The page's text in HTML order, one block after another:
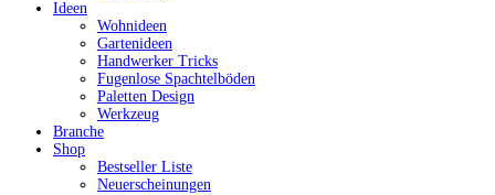
Ideen
Wohnideen
Gartenideen
Handwerker Tricks
Fugenlose Spachtelböden
Paletten Design
Werkzeug
Branche
Shop
Bestseller Liste
Neuerscheinungen